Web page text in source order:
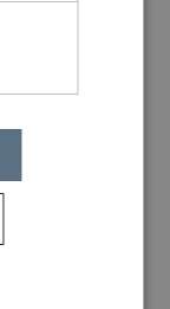
om
en
og
er